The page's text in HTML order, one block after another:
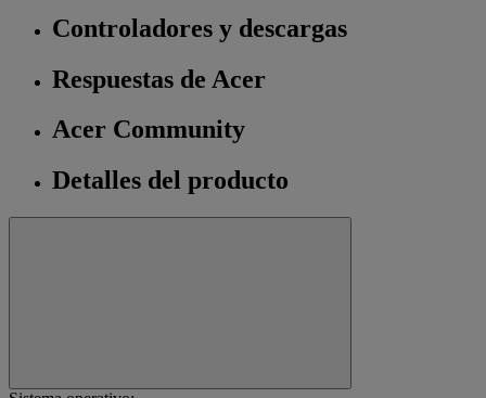
Controladores y descargas
Respuestas de Acer
Acer Community
Detalles del producto